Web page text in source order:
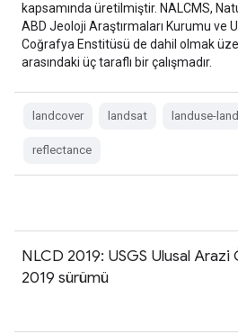
kapsamında üretilmiştir. NALCMS,
ABD Jeoloji Araştırmaları Kurumu ve
Coğrafya Enstitüsü de dahil olmak
arasındaki üç taraflı bir çalışmadır.
landcover landsat landuse-
reflectance
NLCD 2019: USGS Ulusal Arazi
2019 sürümü